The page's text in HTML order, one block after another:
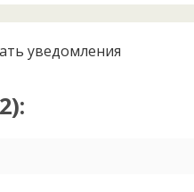
уведомления
2):